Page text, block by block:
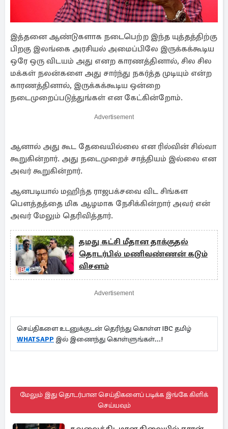
இத்தனை ஆண்டுகளாக நடைபெற்ற இந்த யுத்தத்திற்கு
பிறகு இலங்கை அரசியல் அமைப்பிலே இருக்கக்கூடிய
ஒரே ஒரு விடயம் அது எனற காரணத்தினால், சில சில
மக்கள் நலன்களை அது சார்ந்து நகர்த்த முடியும் என்ற
காரணத்தினால், இருக்கக்கூடிய ஒன்றை
நடைமுறைப்படுத்துங்கள் என கேட்கின்றோம்.
Advertisement
ஆனால் அது கூட தேவையில்லை என ரில்வின் சில்வா
கூறுகின்றார். அது நடைமுறைச் சாத்தியம் இல்லை என
அவர் கூறுகின்றார்.
ஆனபடியால் மஹிந்த ராஜபக்சவை விட சிங்கள
பௌத்தத்தை மிக ஆழமாக நேசிக்கின்றார் அவர் என்
அவர் மேலும் தெரிவித்தார்.
தமது கட்சி மீதான தாக்குதல்
தொடர்பில் மணிவண்ணன் கடும்
விசனம்
Advertisement
செய்திகளை உடனுக்குடன் தெரிந்து கொள்ள IBC தமிழ்
WHATSAPP இல் இணைந்து கொள்ளுங்கள்...!
மேலும் இது தொடர்பான செய்திகளைப் படிக்க இங்கே கிளிக்
செய்யவும்